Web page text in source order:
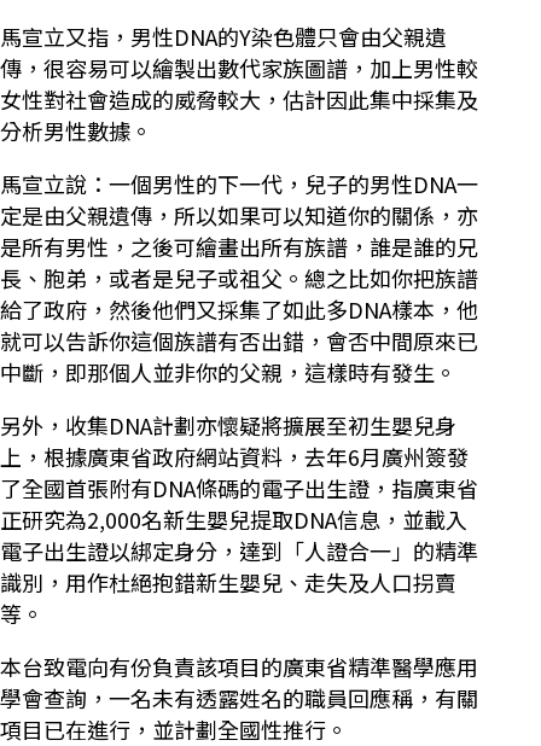
馬宣立又指，男性DNA的Y染色體只會由父親遺
傳，很容易可以繪製出數代家族圖譜，加上男性較
女性對社會造成的威脅較大，估計因此集中採集及
分析男性數據。
馬宣立說：一個男性的下一代，兒子的男性DNA一
定是由父親遺傳，所以如果可以知道你的關係，亦
是所有男性，之後可繪畫出所有族譜，誰是誰的兄
長、胞弟，或者是兒子或祖父。總之比如你把族譜
給了政府，然後他們又採集了如此多DNA樣本，他
就可以告訴你這個族譜有否出錯，會否中間原來已
中斷，即那個人並非你的父親，這樣時有發生。
另外，收集DNA計劃亦懷疑將擴展至初生嬰兒身
上，根據廣東省政府網站資料，去年6月廣州簽發
了全國首張附有DNA條碼的電子出生證，指廣東省
正研究為2,000名新生嬰兒提取DNA信息，並載入
電子出生證以綁定身分，達到「人證合一」的精準
識別，用作杜絕抱錯新生嬰兒、走失及人口拐賣
等。
本台致電向有份負責該項目的廣東省精準醫學應用
學會查詢，一名未有透露姓名的職員回應稱，有關
項目已在進行，並計劃全國性推行。